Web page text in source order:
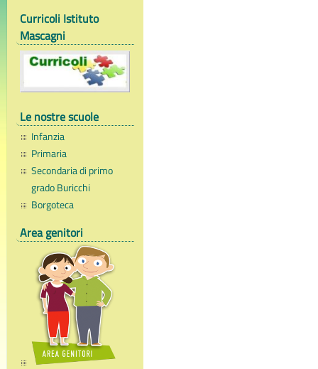
Curricoli Istituto
Mascagni
Le nostre scuole
Infanzia
Primaria
Secondaria di primo
grado Buricchi
Borgoteca
Area genitori